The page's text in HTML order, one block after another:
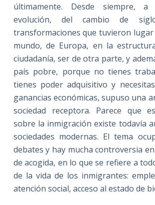
últimamente. Desde siempre,
evolución, del cambio de
transformaciones que tuvieron lugar
mundo, de Europa, en la
ciudadanía, ser de otra parte, y
país pobre, porque no tienes
tienes poder adquisitivo y
ganancias económicas, supuso una
sociedad receptora. Parece que
sobre la inmigración existe todavía
sociedades modernas. El tema
debates y hay mucha controversia
de acogida, en lo que se refiere a
de la vida de los inmigrantes:
atención social, acceso al estado de